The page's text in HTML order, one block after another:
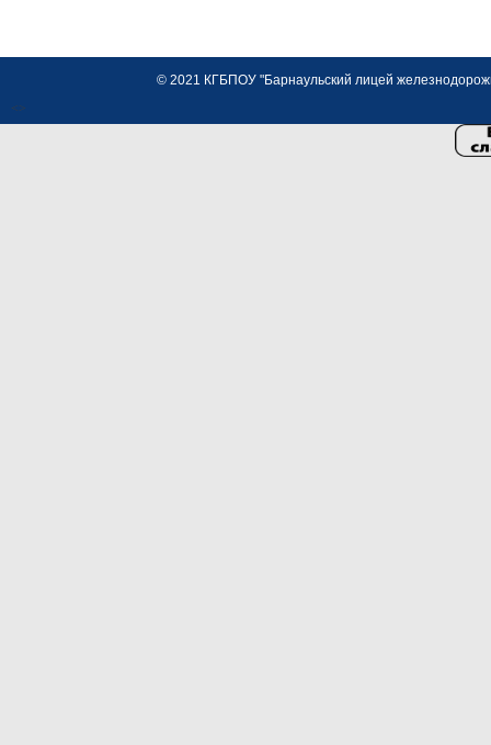
© 2021 КГБПОУ "Барнаульский лицей
<>